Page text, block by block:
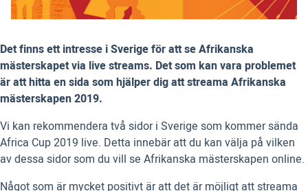
Det finns ett intresse i Sverige för att se Afrikanska
mästerskapet via live streams. Det som kan vara problemet
är att hitta en sida som hjälper dig att streama Afrikanska
mästerskapen 2019.
Vi kan rekommendera två sidor i Sverige som kommer sända
Africa Cup 2019 live. Detta innebär att du kan välja på vilken
av dessa sidor som du vill se Afrikanska mästerskapen online.
Något som är mycket positivt är att det är möjligt att streama